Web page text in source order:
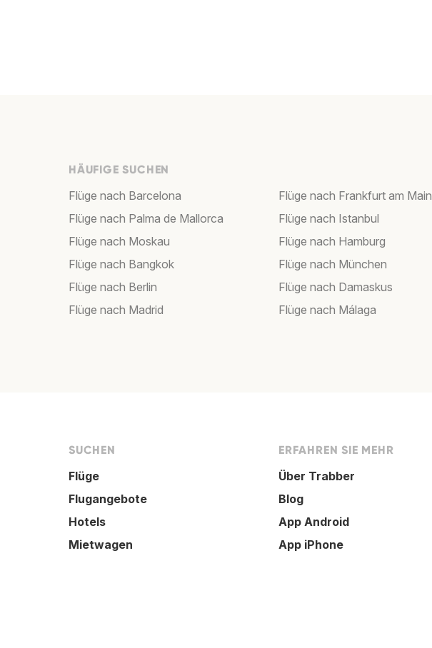
HÄUFIGE SUCHEN
Flüge nach Barcelona
Flüge nach Palma de Mallorca
Flüge nach Moskau
Flüge nach Bangkok
Flüge nach Berlin
Flüge nach Madrid
Flüge nach Frankfurt am Main
Flüge nach Istanbul
Flüge nach Hamburg
Flüge nach München
Flüge nach Damaskus
Flüge nach Málaga
SUCHEN
Flüge
Flugangebote
Hotels
Mietwagen
ERFAHREN SIE MEHR
Über Trabber
Blog
App Android
App iPhone